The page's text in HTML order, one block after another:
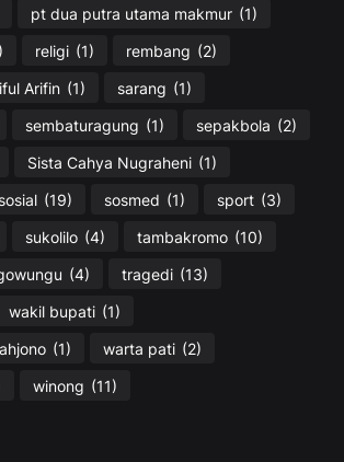
pt dua putra utama makmur (1)
religi (1) rembang (2)
Arifin (1) sarang (1)
sembaturagung (1) sepakbola (2)
Sista Cahya Nugraheni (1)
sosial (19) sosmed (1) sport (3)
sukolilo (4) tambakromo (10)
(4) tragedi (13)
wakil bupati (1)
(1) warta pati (2)
winong (11)